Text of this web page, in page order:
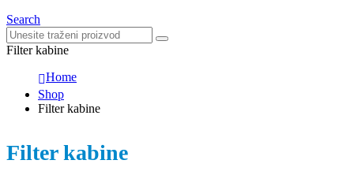
Search
Filter kabine
Home
Shop
Filter kabine
Filter kabine